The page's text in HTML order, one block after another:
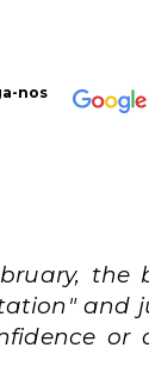
nos
the
and
or